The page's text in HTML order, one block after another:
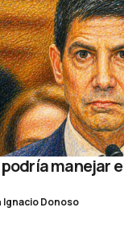
manejar
Ignacio Donoso